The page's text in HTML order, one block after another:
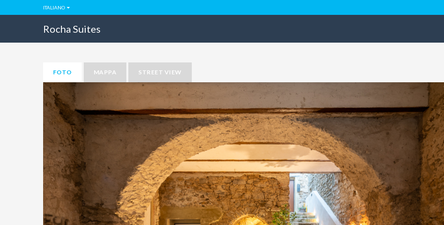
ITALIANO
Rocha Suites
FOTO MAPPA STREET VIEW